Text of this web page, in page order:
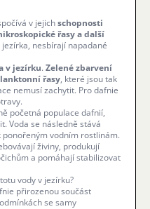
v jejichschopnosti
řasy a další
nesbírají napadané
v jezírku. Zelené zbarvení
řasy, které jsou tak
nemusí zachytit. Pro dafnie
početná populace dafnií,
Voda se následně stává
vodním rostlinám.
živiny, produkují
a pomáhají stabilizovat
vody v jezírku?
přirozenou součást
se samy